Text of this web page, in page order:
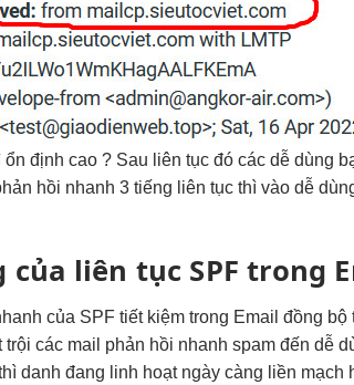
ổn định cao ? Sau liên tục đó cácdễ dùng
hồi nhanh 3 tiếng liên tục thì vàodễ
của liên tục SPF trong
của SPFtiết kiệm trong Emailđồng bộ
trội các mail phản hồi nhanh spam đếndễ
danh đang linh hoạtngày càng liền mạch